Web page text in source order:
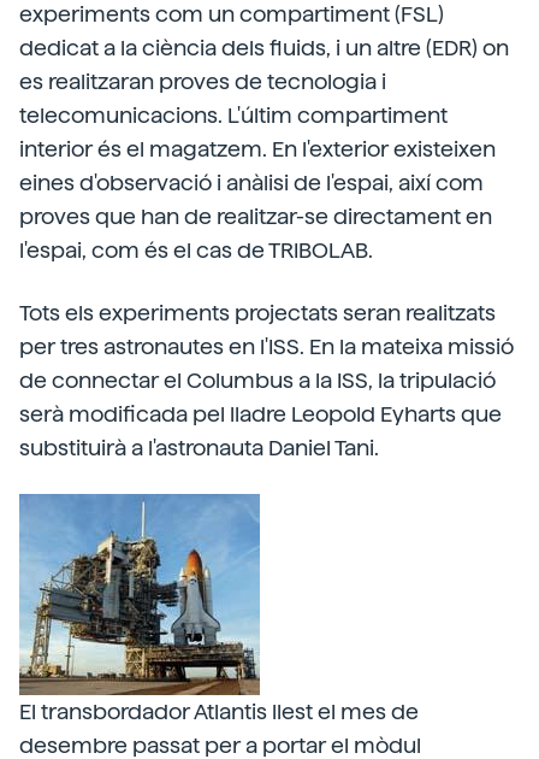
experiments com un compartiment (FSL)
dedicat a la ciència dels fluids, i un altre (EDR) on
es realitzaran proves de tecnologia i
telecomunicacions. L'últim compartiment
interior és el magatzem. En l'exterior existeixen
eines d'observació i anàlisi de l'espai, així com
proves que han de realitzar-se directament en
l'espai, com és el cas de TRIBOLAB.
Tots els experiments projectats seran realitzats
per tres astronautes en l'ISS. En la mateixa missió
de connectar el Columbus a la ISS, la tripulació
serà modificada pel lladre Leopold Eyharts que
substituirà a l'astronauta Daniel Tani.
El transbordador Atlantis llest el mes de
desembre passat per a portar el mòdul